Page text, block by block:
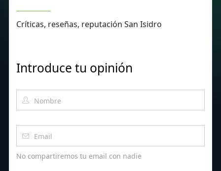
Críticas, reseñas, reputación San Isidro
Introduce tu opinión
No compartiremos tu email con nadie